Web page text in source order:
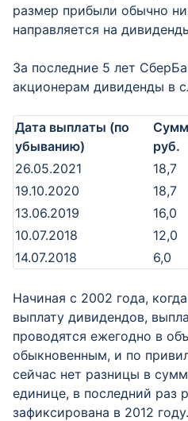
размер прибыли обычно
направляется на
За последние 5 лет
акционерам дивиденды в
Дата выплаты (по
убыванию)
руб.
26.05.2021
18,7
19.10.2020
18,7
13.06.2019
16,0
10.07.2018
12,0
14.07.2018
6,0
Начиная с 2002 года,
выплату дивидендов,
проводятся ежегодно в
обыкновенным, и по
сейчас нет разницы в
единице, в последний раз
зафиксирована в 2012 году.